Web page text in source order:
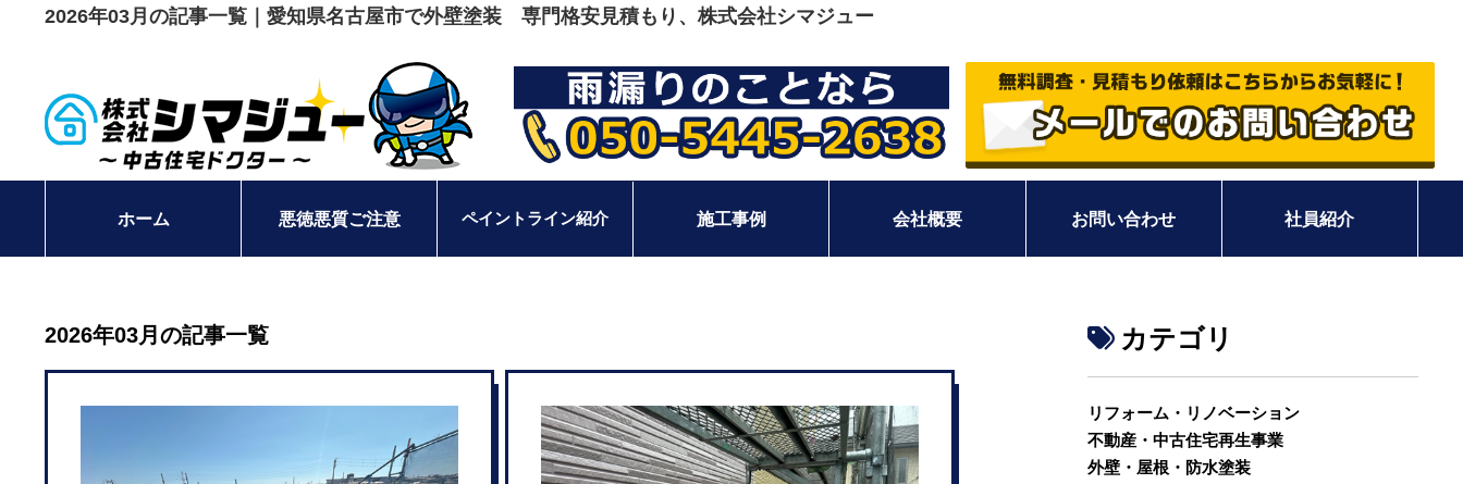
2026年03月の記事一覧｜愛知県名古屋市で外壁塗装 専門格安見積もり、株式会社シマジュー
ホーム 悪徳悪質ご注意 ペイントライン紹介 施工事例 会社概要 お問い合わせ 社員紹介
2026年03月の記事一覧 カテゴリ
リフォーム・リノベーション
不動産・中古住宅再生事業
外壁・屋根・防水塗装